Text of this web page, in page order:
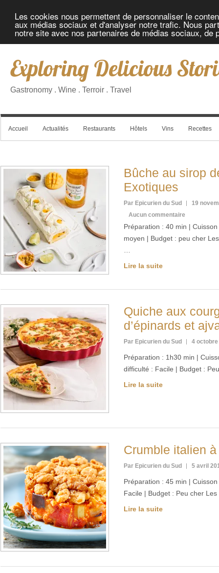
Les cookies nous permettent de personnaliser le
aux médias sociaux et d'analyser notre trafic. Nous
notre site avec nos partenaires de médias sociaux, de
Exploring Delicious
Gastronomy . Wine . Terroir . Travel
Accueil Actualités Restaurants Hôtels Vins Recettes
Bûche au sirop
Exotiques
Par Epicurien du Sud
19
Aucun commentaire
Préparation : 40 min |
moyen | Budget : peu cher
Lire la suite
Quiche aux
d’épinards et
Par Epicurien du Sud 4 octobre
Préparation : 1h30 min |
difficulté : Facile | Budget :
Lire la suite
Crumble italien
Par Epicurien du Sud 5 avril
Préparation : 45 min |
Facile | Budget : Peu cher
Lire la suite